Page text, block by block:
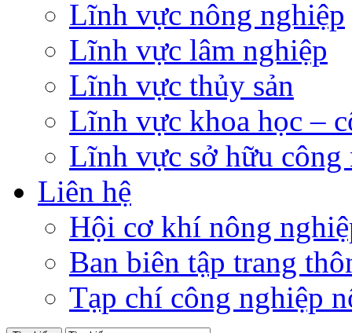
Lĩnh vực nông nghiệp
Lĩnh vực lâm nghiệp
Lĩnh vực thủy sản
Lĩnh vực khoa học –
Lĩnh vực sở hữu công
Liên hệ
Hội cơ khí nông
Ban biên tập trang
Tạp chí công nghiệp